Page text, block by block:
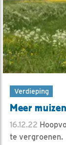
Verdieping
Meer
16.12.22
te vergroenen.